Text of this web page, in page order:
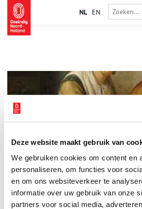
Deze website maakt gebruik van
We gebruiken cookies om content en
personaliseren, om functies voor
en om ons websiteverkeer te
informatie over uw gebruik van onze
partners voor social media,
NL EN
Coffeeshops, de wallen, altijd fietsen en
deze zaken worden beschouwd als ‘typisch
deze kenmerken opgaan voor elke
te betwisten. Ook in de zeventiende eeuw
aantal typische gebruiken, waarmee de
onderscheidde van buitenpoorters.